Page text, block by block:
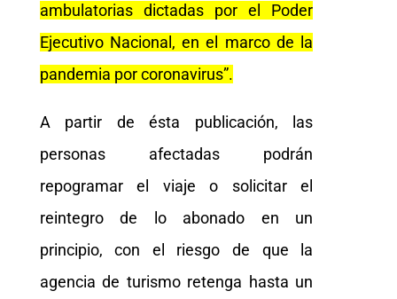
ambulatorias dictadas por el Poder
Ejecutivo Nacional, en el marco de la
pandemia por coronavirus”.
A partir de ésta publicación, las
personas afectadas podrán
repogramar el viaje o solicitar el
reintegro de lo abonado en un
principio, con el riesgo de que la
agencia de turismo retenga hasta un